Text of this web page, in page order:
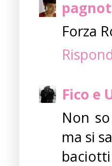
Forza
Fico e
Non
ma si